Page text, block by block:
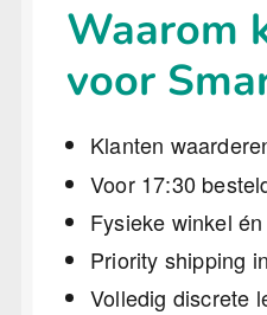
Waarom
voor
Klanten
Voor 17:30
Fysieke winkel
Priority shipping
Volledig discrete